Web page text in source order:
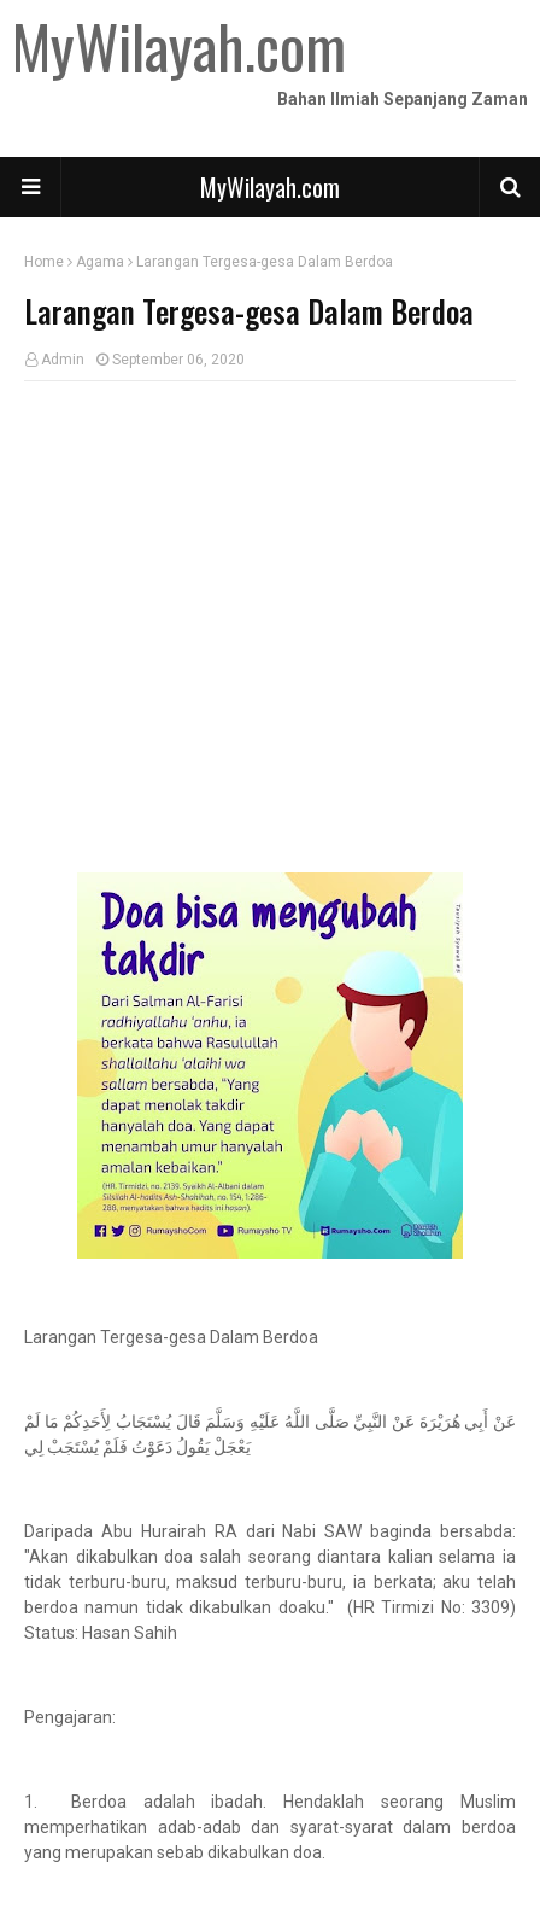
MyWilayah.com
Bahan Ilmiah Sepanjang Zaman
MyWilayah.com
Home Agama Larangan Tergesa-gesa Dalam Berdoa
Larangan Tergesa-gesa Dalam Berdoa
Admin September 06, 2020
Larangan Tergesa-gesa Dalam Berdoa
عَنْ أَبِي هُرَيْرَةَ عَنْ النَّبِيِّ صَلَّى اللَّهُ عَلَيْهِ وَسَلَّمَ قَالَ يُسْتَجَابُ لِأَحَدِكُمْ مَا لَمْ
يَعْجَلْ يَقُولُ دَعَوْتُ فَلَمْ يُسْتَجَبْ لِي
Daripada Abu Hurairah RA dari Nabi SAW baginda bersabda:
"Akan dikabulkan doa salah seorang diantara kalian selama ia
tidak terburu-buru, maksud terburu-buru, ia berkata; aku telah
berdoa namun tidak dikabulkan doaku." (HR Tirmizi No: 3309)
Status: Hasan Sahih
Pengajaran:
1. Berdoa adalah ibadah. Hendaklah seorang Muslim
memperhatikan adab-adab dan syarat-syarat dalam berdoa
yang merupakan sebab dikabulkan doa.